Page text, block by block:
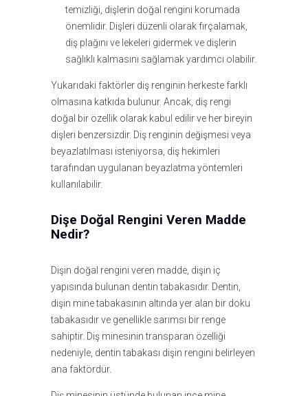
temizliği, dişlerin doğal rengini korumada
önemlidir. Dişleri düzenli olarak fırçalamak,
diş plağını ve lekeleri gidermek ve dişlerin
sağlıklı kalmasını sağlamak yardımcı olabilir.
Yukarıdaki faktörler diş renginin herkeste farklı
olmasına katkıda bulunur. Ancak, diş rengi
doğal bir özellik olarak kabul edilir ve her bireyin
dişleri benzersizdir. Diş renginin değişmesi veya
beyazlatılması isteniyorsa, diş hekimleri
tarafından uygulanan beyazlatma yöntemleri
kullanılabilir.
Dişe Doğal Rengini Veren Madde
Nedir?
Dişin doğal rengini veren madde, dişin iç
yapısında bulunan dentin tabakasıdır. Dentin,
dişin mine tabakasının altında yer alan bir doku
tabakasıdır ve genellikle sarımsı bir renge
sahiptir. Diş minesinin transparan özelliği
nedeniyle, dentin tabakası dişin rengini belirleyen
ana faktördür.